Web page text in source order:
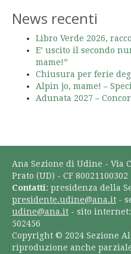
News recenti
Libro Verde 2026,
E’ uscito il secondo
mame!”
Chiusura per ferie
Alpin jo, mame! –
Adunata 2027 –
Ana Sezione di Udine - Via
Prato (UD) - CF 80021100302
Contatti: presidenza della
presidente.udine@ana.it -
udine@ana.it - sito internet:
502456
Copyright © 2024 Sezione
riproduzione anche